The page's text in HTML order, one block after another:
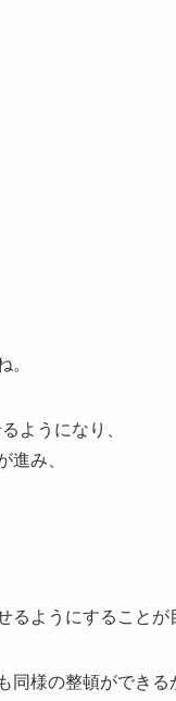
。
ようになり、
進み、
ようにすることが
様の整頓ができる